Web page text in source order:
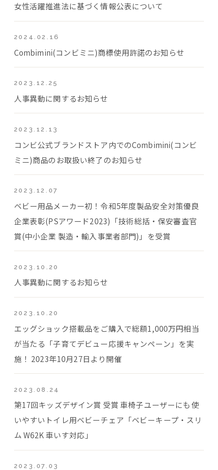
女性活躍推進法に基づく情報公表について
2024.02.16
Combimini(コンビミニ)商標使用許諾のお知らせ
2023.12.25
人事異動に関するお知らせ
2023.12.13
コンビ公式ブランドストア内でのCombimini(コンビ
ミニ)商品のお取扱い終了のお知らせ
2023.12.07
ベビー用品メーカー初！令和5年度製品安全対策優良
企業表彰(PSアワード2023)「技術総括・保安審査官
賞(中小企業 製造・輸入事業者部門)」を受賞
2023.10.20
人事異動に関するお知らせ
2023.10.20
エッグショック搭載品をご購入で総額1,000万円相当
が当たる「子育てデビュー応援キャンペーン」を実
施！ 2023年10月27日より開催
2023.08.24
第17回キッズデザイン賞 受賞 車椅子ユーザーにも使
いやすいトイレ用ベビーチェア「ベビーキープ・スリ
ム W62K 車いす対応」
2023.07.03